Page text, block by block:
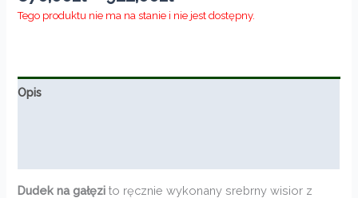
cen:
Tego produktu nie ma na stanie i nie jest dostępny.
Opis
Dudek na gałęzito ręcznie wykonany srebrny wisior z